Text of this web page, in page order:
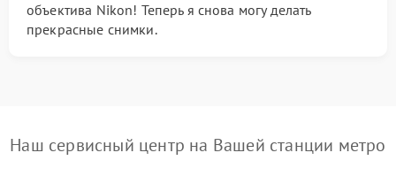
объектива Nikon! Теперь я снова могу делать
прекрасные снимки.
Наш сервисный центр на Вашей станции метро